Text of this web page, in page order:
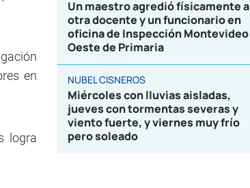
en
logra
Un maestro agredió físicamente a
otra docente y un funcionario en
oficina de Inspección Montevideo
Oeste de Primaria
NUBEL CISNEROS
Miércoles con lluvias aisladas,
jueves con tormentas severas y
viento fuerte, y viernes muy frío
pero soleado